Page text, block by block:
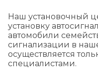
Наш установочный
установку
автомобили
сигнализации в
осуществляется
специалистами.